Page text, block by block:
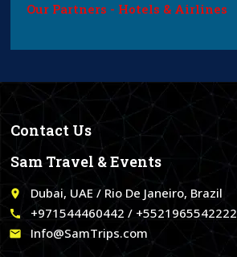
Our Partners - Hotels & Airlines
Contact Us
Sam Travel & Events
place Dubai, UAE / Rio De Janeiro, Brazil
call +971544460442 / +5521965542222
email Info@SamTrips.com